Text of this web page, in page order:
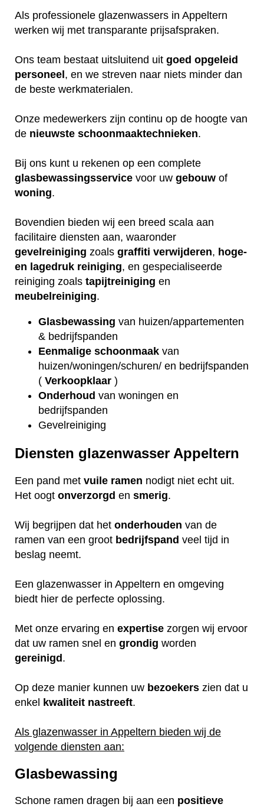
Als professionele glazenwassers in Appeltern
werken wij met transparante prijsafspraken.
Ons team bestaat uitsluitend uit goed opgeleid
personeel , en we streven naar niets minder dan
de beste werkmaterialen.
Onze medewerkers zijn continu op de hoogte van
de nieuwste schoonmaaktechnieken.
Bij ons kunt u rekenen op een complete
glasbewassingsservice voor uw gebouw of
woning.
Bovendien bieden wij een breed scala aan
facilitaire diensten aan, waaronder
gevelreiniging zoals graffiti verwijderen, hoge-
en lagedruk reiniging, en gespecialiseerde
reiniging zoals tapijtreiniging en
meubelreiniging.
Glasbewassing van huizen/appartementen
& bedrijfspanden
Eenmalige schoonmaak van
huizen/woningen/schuren/ en bedrijfspanden
( Verkoopklaar )
Onderhoud van woningen en
bedrijfspanden
Gevelreiniging
Diensten glazenwasser Appeltern
Een pand met vuile ramen nodigt niet echt uit.
Het oogt onverzorgd en smerig.
Wij begrijpen dat het onderhouden van de
ramen van een groot bedrijfspand veel tijd in
beslag neemt.
Een glazenwasser in Appeltern en omgeving
biedt hier de perfecte oplossing.
Met onze ervaring en expertise zorgen wij ervoor
dat uw ramen snel en grondig worden
gereinigd .
Op deze manier kunnen uw bezoekers zien dat u
enkel kwaliteit nastreeft.
Als glazenwasser in Appeltern bieden wij de
volgende diensten aan:
Glasbewassing
Schone ramen dragen bij aan een positieve